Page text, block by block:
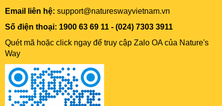
Email liên hệ: support@natureswayvietnam.vn
Số điện thoại: 1900 63 69 11 - (024) 7303 3911
Quét mã hoặc click ngay để truy cập Zalo OA của Nature's
Way